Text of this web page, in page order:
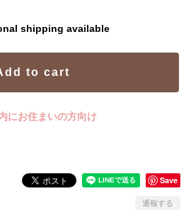
shipping available
to cart
にお住まいの方向け
Save
通報する